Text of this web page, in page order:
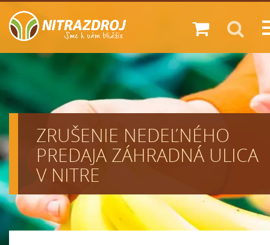
Zákazník
Diskont
Predajne
Novinky
O nás
Kontakt
ZRUŠENIE NEDEĽNÉHO
PREDAJA ZÁHRADNÁ ULICA
V NITRE